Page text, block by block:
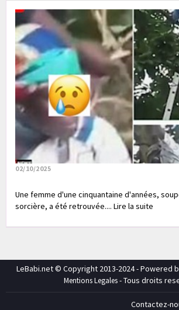
02/10/2025
Une femme d'une cinquantaine d'années,
sorcière, a été retrouvée.... Lire la suite
LeBabi.net © Copyright 2013-2024 - Powered
Mentions Legales- Tous droits
Contactez-